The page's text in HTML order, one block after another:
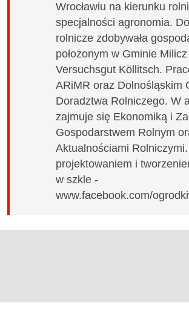
Wrocławiu na kierunku
specjalności agronomia.
rolnicze zdobywała
położonym w Gminie
Versuchsgut Köllitsch.
ARiMR oraz Dolnośląskim
Doradztwa Rolniczego. W
zajmuje się Ekonomiką i
Gospodarstwem Rolnym
Aktualnościami
projektowaniem i
w szkle -
www.facebook.com/